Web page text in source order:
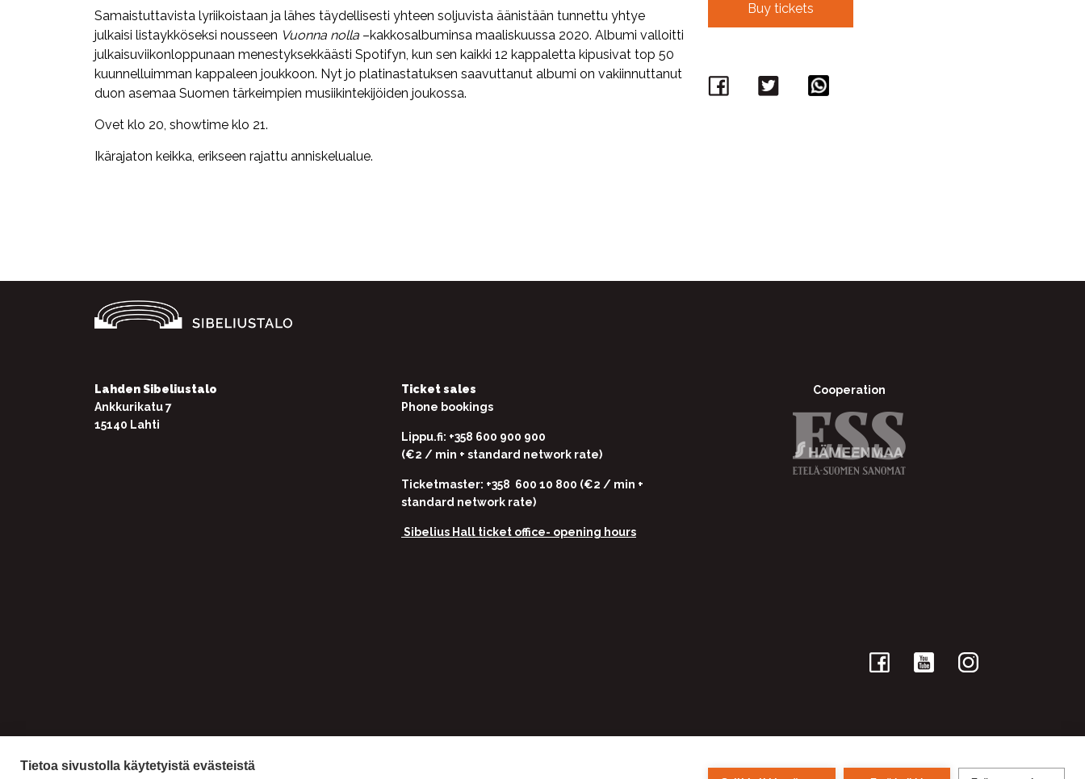
Tietoa sivustolla käytetyistä evästeistä
Samaistuttavista lyriikoistaan ja lähes täydellisesti yhteen soljuvista äänistään tunnettu yhtye
julkaisi listaykköseksi nousseen Vuonna nolla –kakkosalbuminsa maaliskuussa 2020. Albumi valloitti
julkaisuviikonloppunaan menestyksekkäästi Spotifyn, kun sen kaikki 12 kappaletta kipusivat top 50
kuunnelluimman kappaleen joukkoon. Nyt jo platinastatuksen saavuttanut albumi on vakiinnuttanut
duon asemaa Suomen tärkeimpien musiikintekijöiden joukossa.
Ovet klo 20, showtime klo 21.
Ikärajaton keikka, erikseen rajattu anniskelualue.
Buy tickets
Facebook
Twitter
Lahden Sibeliustalo
Ankkurikatu 7
15140 Lahti
Ticket sales
Phone bookings
Lippu.fi: +358 600 900 900
(€2 / min + standard network rate)
Ticketmaster: +358 600 10 800 (€2 / min +
standard network rate)
Sibelius Hall ticket office- opening hours
Cooperation